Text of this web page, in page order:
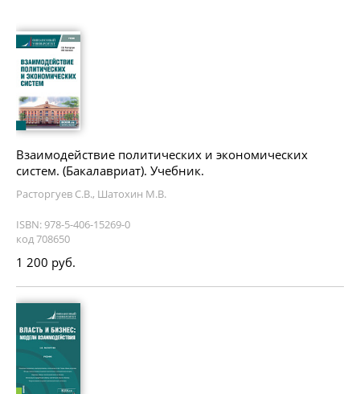
Взаимодействие политических и экономических
систем. (Бакалавриат). Учебник.
Расторгуев С.В., Шатохин М.В.
ISBN: 978-5-406-15269-0
код 708650
1 200 руб.